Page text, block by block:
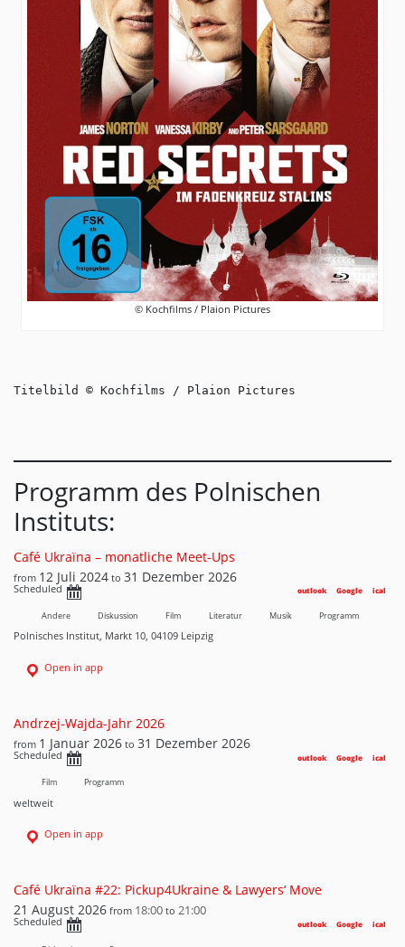
© Kochfilms / Plaion Pictures
Titelbild © Kochfilms / Plaion Pictures
Programm des Polnischen
Instituts:
Café Ukraїna – monatliche Meet-Ups
from 12 Juli 2024 to 31 Dezember 2026
Scheduled ical
Google
outlook
Andere Diskussion Film Literatur Musik Programm
Polnisches Institut, Markt 10, 04109 Leipzig
Open in app
Andrzej-Wajda-Jahr 2026
from 1 Januar 2026 to 31 Dezember 2026
Scheduled ical
Google
outlook
Film Programm
weltweit
Open in app
Café Ukraїna #22: Pickup4Ukraine & Lawyers‘ Move
21 August 2026 from 18:00 to 21:00
Scheduled ical
Google
outlook